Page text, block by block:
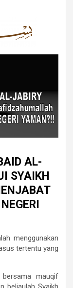
AL-
SYAIKH
menggunakan
tertentu yang
mauqif